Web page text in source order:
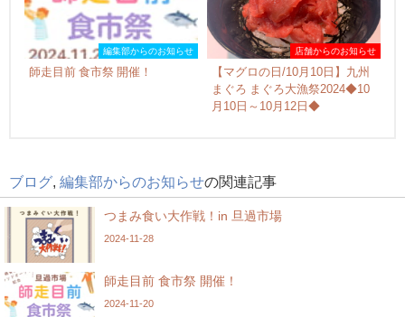
編集部からのお知らせ
師走目前 食市祭 開催！
店舗からのお知らせ
【マグロの日/10月10日】九州
まぐろ まぐろ大漁祭2024◆10
月10日～10月12日◆
ブログ 編集部からのお知らせの関連記事
つまみ食い大作戦！in 旦過市場
2024-11-28
師走目前 食市祭 開催！
2024-11-20